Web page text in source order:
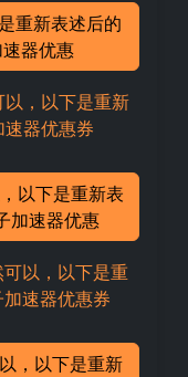
重新表述后的
器优惠
，以下是重新
器优惠券
以下是重新表
加速器优惠
以，以下是重
速器优惠券
，以下是重新